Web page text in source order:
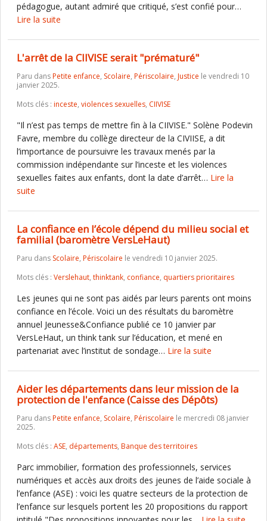
pédagogue, autant admiré que critiqué, s’est confié pour…
Lire la suite
L'arrêt de la CIIVISE serait "prématuré"
Paru dansPetite enfance, Scolaire, Périscolaire, Justice le vendredi 10
janvier 2025.
Mots clés : inceste, violences sexuelles, CIIVISE
"Il n’est pas temps de mettre fin à la CIIVISE." Solène Podevin
Favre, membre du collège directeur de la CIVIISE, a dit
l’importance de poursuivre les travaux menés par la
commission indépendante sur l’inceste et les violences
sexuelles faites aux enfants, dont la date d’arrêt… Lire la
suite
La confiance en l’école dépend du milieu social et
familial (baromètre VersLeHaut)
Paru dans Scolaire, Périscolaire le vendredi 10 janvier 2025.
Mots clés : Verslehaut, thinktank, confiance, quartiers prioritaires
Les jeunes qui ne sont pas aidés par leurs parents ont moins
confiance en l’école. Voici un des résultats du baromètre
annuel Jeunesse&Confiance publié ce 10 janvier par
VersLeHaut, un think tank sur l’éducation, et mené en
partenariat avec l’institut de sondage… Lire la suite
Aider les départements dans leur mission de la
protection de l'enfance (Caisse des Dépôts)
Paru dansPetite enfance, Scolaire, Périscolaire le mercredi 08 janvier
2025.
Mots clés : ASE, départements, Banque des territoires
Parc immobilier, formation des professionnels, services
numériques et accès aux droits des jeunes de l’aide sociale à
l’enfance (ASE) : voici les quatre secteurs de la protection de
l’enfance sur lesquels portent les 20 propositions du rapport